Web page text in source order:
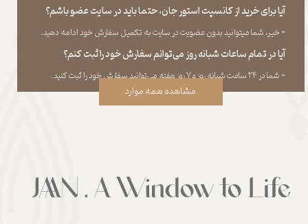
آیا برای خرید از کانسپت استور جان، حتما باید در سایت عضو باشم؟
​​​​​​​- خیر، شما میتوانید بدون عضویت در سایت به تکمیل سفارش خود ادامه دهید.​​​​​​​
آیا در تمام ساعات شبانه روز می‌توانم سفارش خود را ثبت کنم؟
​​​​​​​​​​​​​​- شما در ۲۴ ساعت شبانه روز و ۷ روز هفته می‌‏توانید سفارش خود را ثبت کنید.
مشاهده همه موارد